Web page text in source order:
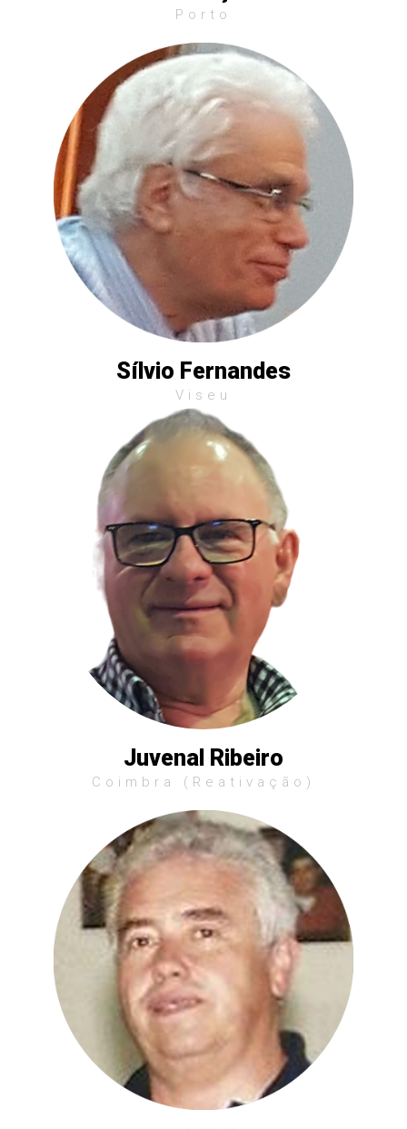
Porto
Sílvio Fernandes
Viseu
Juvenal Ribeiro
Coimbra (reativação)